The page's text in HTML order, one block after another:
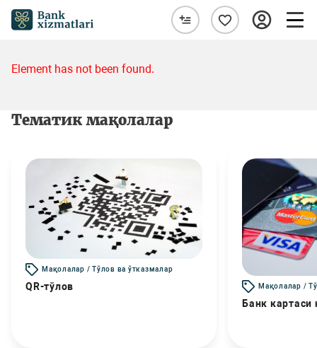
Element has not been found.
Тематик мақолалар
Мақолалар / Тўлов ва ўтказмалар
QR-тўлов Мақолалар /
Банк картаси